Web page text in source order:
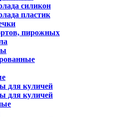
силикон
пластик
пирожных
для куличей
для куличей